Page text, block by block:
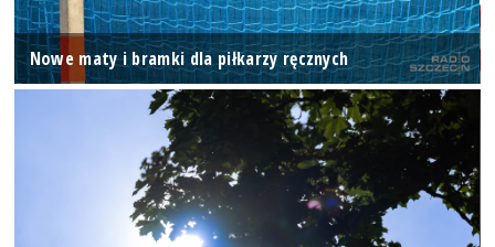
Nowe maty i bramki dla piłkarzy ręcznych